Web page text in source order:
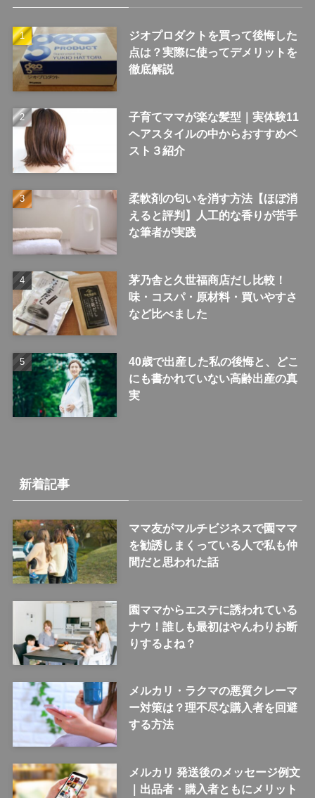
ジオプロダクトを買って後悔した
点は？実際に使ってデメリットを
徹底解説
子育てママが楽な髪型｜実体験11
ヘアスタイルの中からおすすめベ
スト３紹介
柔軟剤の匂いを消す方法【ほぼ消
えると評判】人工的な香りが苦手
な筆者が実践
茅乃舎と久世福商店だし比較！
味・コスパ・原材料・買いやすさ
など比べました
40歳で出産した私の後悔と、どこ
にも書かれていない高齢出産の真
実
新着記事
ママ友がマルチビジネスで園ママ
を勧誘しまくっている人で私も仲
間だと思われた話
園ママからエステに誘われている
ナウ！誰しも最初はやんわりお断
りするよね？
メルカリ・ラクマの悪質クレーマ
ー対策は？理不尽な購入者を回避
する方法
メルカリ 発送後のメッセージ例文
｜出品者・購入者ともにメリット